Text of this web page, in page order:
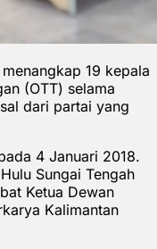
19 kepala
(OTT) selama
dari partai yang
4 Januari 2018.
Sungai Tengah
Ketua Dewan
Kalimantan